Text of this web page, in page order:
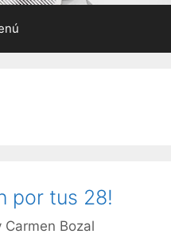
por tus 28!
Carmen Bozal